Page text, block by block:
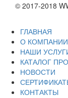
© 2017-2018
ГЛАВНАЯ
О КОМПАНИИ
НАШИ
КАТАЛОГ
НОВОСТИ
КОНТАКТЫ